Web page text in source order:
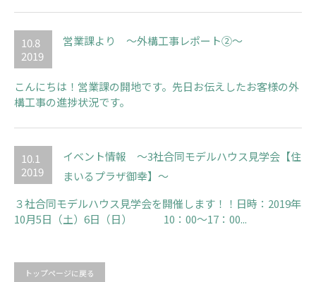
10.8
2019
営業課より ～外構工事レポート②～
こんにちは！営業課の開地です。先日お伝えしたお客様の外
構工事の進捗状況です。
10.1
2019
イベント情報 ～3社合同モデルハウス見学会【住
まいるプラザ御幸】～
３社合同モデルハウス見学会を開催します！！日時：2019年
10月5日（土）6日（日） 10：00～17：00...
トップページに戻る